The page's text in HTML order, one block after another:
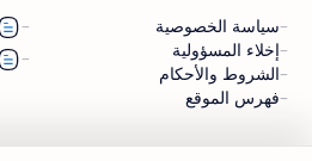
اشترك في قناتنا على تليجرامسياسة الخصوصية
إخلاء المسؤولية
الشروط والأحكام
فهرس الموقع